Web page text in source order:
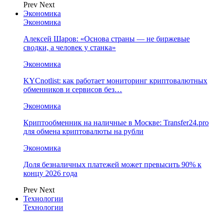
Prev Next
Экономика
Экономика
Алексей Шаров: «Основа страны — не биржевые
сводки, а человек у станка»
Экономика
KYCnotlist: как работает мониторинг криптовалютных
обменников и сервисов без…
Экономика
Криптообменник на наличные в Москве: Transfer24.pro
для обмена криптовалюты на рубли
Экономика
Доля безналичных платежей может превысить 90% к
концу 2026 года
Prev Next
Технологии
Технологии